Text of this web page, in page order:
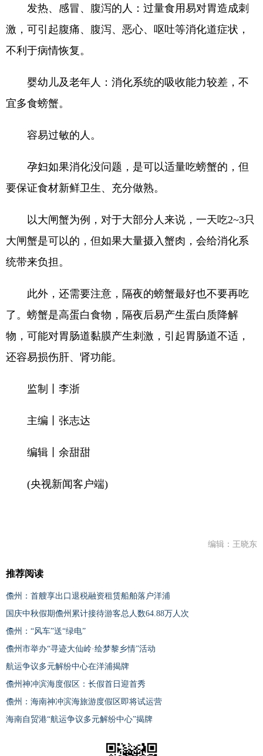
发热、感冒、腹泻的人：过量食用易对胃造成刺
激，可引起腹痛、腹泻、恶心、呕吐等消化道症状，
不利于病情恢复。
婴幼儿及老年人：消化系统的吸收能力较差，不
宜多食螃蟹。
容易过敏的人。
孕妇如果消化没问题，是可以适量吃螃蟹的，但
要保证食材新鲜卫生、充分做熟。
以大闸蟹为例，对于大部分人来说，一天吃2~3只
大闸蟹是可以的，但如果大量摄入蟹肉，会给消化系
统带来负担。
此外，还需要注意，隔夜的螃蟹最好也不要再吃
了。螃蟹是高蛋白食物，隔夜后易产生蛋白质降解
物，可能对胃肠道黏膜产生刺激，引起胃肠道不适，
还容易损伤肝、肾功能。
监制丨李浙
主编丨张志达
编辑丨余甜甜
(央视新闻客户端)
编辑：王晓东
推荐阅读
儋州：首艘享出口退税融资租赁船舶落户洋浦
国庆中秋假期儋州累计接待游客总人数64.88万人次
儋州：“风车”送“绿电”
儋州市举办“寻迹大仙岭·绘梦黎乡情”活动
航运争议多元解纷中心在洋浦揭牌
儋州神冲滨海度假区：长假首日迎首秀
儋州：海南神冲滨海旅游度假区即将试运营
海南自贸港“航运争议多元解纷中心”揭牌